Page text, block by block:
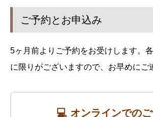
ご予約とお申込み
5ヶ月前よりご予約をお受けします。
に限りがございますので、お早めにご
💻 オンラインでの